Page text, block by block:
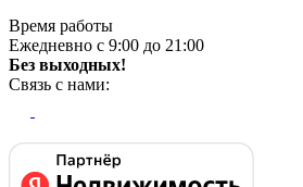
Время работы
Ежедневно с 9:00 до 21:00
Без выходных!
Связь с нами: